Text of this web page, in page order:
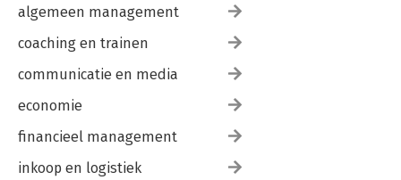
algemeen management
coaching en trainen
communicatie en media
economie
financieel management
inkoop en logistiek